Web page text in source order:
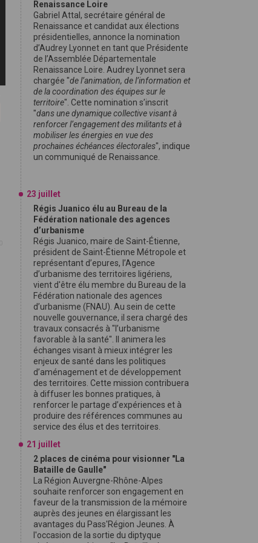
Renaissance Loire
Gabriel Attal, secrétaire général de
Renaissance et candidat aux élections
présidentielles, annonce la nomination
d’Audrey Lyonnet en tant que Présidente
de l’Assemblée Départementale
Renaissance Loire. Audrey Lyonnet sera
chargée "de l’animation, de l’information et
de la coordination des équipes sur le
territoire". Cette nomination s’inscrit
"dans une dynamique collective visant à
renforcer l’engagement des militants et à
mobiliser les énergies en vue des
prochaines échéances électorales", indique
un communiqué de Renaissance.
23 juillet
Régis Juanico élu au Bureau de la
Fédération nationale des agences
d’urbanisme
Régis Juanico, maire de Saint-Étienne,
président de Saint-Étienne Métropole et
représentant d’epures, l’Agence
d’urbanisme des territoires ligériens,
vient d'être élu membre du Bureau de la
Fédération nationale des agences
d’urbanisme (FNAU). Au sein de cette
nouvelle gouvernance, il sera chargé des
travaux consacrés à "l’urbanisme
favorable à la santé". Il animera les
échanges visant à mieux intégrer les
enjeux de santé dans les politiques
d’aménagement et de développement
des territoires. Cette mission contribuera
à diffuser les bonnes pratiques, à
renforcer le partage d’expériences et à
produire des références communes au
service des élus et des territoires.
21 juillet
2 places de cinéma pour visionner "La
Bataille de Gaulle"
La Région Auvergne-Rhône-Alpes
souhaite renforcer son engagement en
faveur de la transmission de la mémoire
auprès des jeunes en élargissant les
avantages du Pass'Région Jeunes. À
l'occasion de la sortie du diptyque